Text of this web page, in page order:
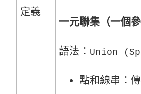
定義
一元聯集（一個參
語法： Union
點和線串：